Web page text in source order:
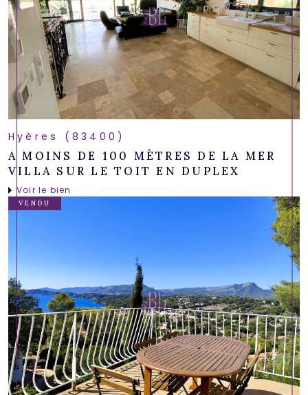
Hyères (83400)
A MOINS DE 100 MÈTRES DE LA MER
VILLA SUR LE TOIT EN DUPLEX
Voir le bien
VENDU